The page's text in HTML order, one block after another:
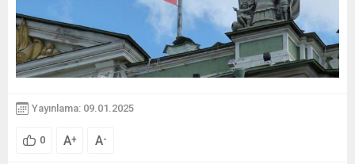
Yayınlama: 09.01.2025
0 A+ A-